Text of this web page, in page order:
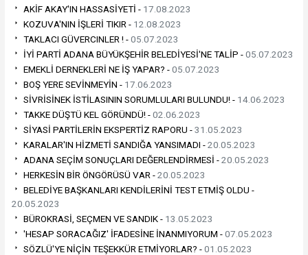
AKİF AKAY'IN HASSASİYETİ - 17.08.2023
KOZUVA'NIN İŞLERİ TIKIR - 12.08.2023
TAKLACI GÜVERCINLER ! -05.07.2023
İYİ PARTİ ADANA BÜYÜKŞEHİR BELEDİYESİ'NE TALİP -05.07.2023
EMEKLİ DERNEKLERİ NE İŞ YAPAR? -05.07.2023
BOŞ YERE SEVİNMEYİN - 17.06.2023
SİVRİSİNEK İSTİLASININ SORUMLULARI BULUNDU! - 14.06.2023
TAKKE DÜŞTÜ KEL GÖRÜNDÜ! -02.06.2023
SİYASİ PARTİLERİN EKSPERTİZ RAPORU -31.05.2023
KARALAR'IN HİZMETİ SANDIĞA YANSIMADI -20.05.2023
ADANA SEÇİM SONUÇLARI DEĞERLENDİRMESİ -20.05.2023
HERKESİN BİR ÖNGÖRÜSÜ VAR -20.05.2023
BELEDİYE BAŞKANLARI KENDİLERİNİ TEST ETMİŞ OLDU -
20.05.2023
BÜROKRASİ, SEÇMEN VE SANDIK - 13.05.2023
'HESAP SORACAĞIZ' İFADESİNE İNANMIYORUM -07.05.2023
SÖZLÜ'YE NİÇİN TEŞEKKÜR ETMİYORLAR? -01.05.2023